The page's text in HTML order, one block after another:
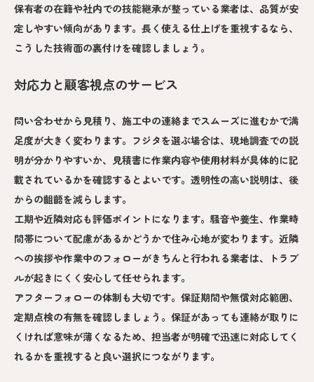
保有者の在籍や社内での技能継承が整っている業者は、品質が安
定しやすい傾向があります。長く使える仕上げを重視するなら、
こうした技術面の裏付けを確認しましょう。
対応力と顧客視点のサービス
問い合わせから見積り、施工中の連絡までスムーズに進むかで満
足度が大きく変わります。フジタを選ぶ場合は、現地調査での説
明が分かりやすいか、見積書に作業内容や使用材料が具体的に記
載されているかを確認するとよいです。透明性の高い説明は、後
からの齟齬を減らします。
工期や近隣対応も評価ポイントになります。騒音や養生、作業時
間帯について配慮があるかどうかで住み心地が変わります。近隣
への挨拶や作業中のフォローがきちんと行われる業者は、トラブ
ルが起きにくく安心して任せられます。
アフターフォローの体制も大切です。保証期間や無償対応範囲、
定期点検の有無を確認しましょう。保証があっても連絡が取りに
くければ意味が薄くなるため、担当者が明確で迅速に対応してく
れるかを重視すると良い選択につながります。